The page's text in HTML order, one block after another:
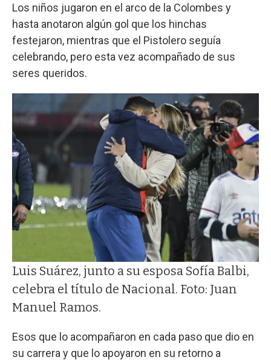
Los niños jugaron en el arco de la Colombes y
hasta anotaron algún gol que los hinchas
festejaron, mientras que el Pistolero seguía
celebrando, pero esta vez acompañado de sus
seres queridos.
Luis Suárez, junto a su esposa Sofía Balbi,
celebra el título de Nacional. Foto: Juan
Manuel Ramos.
Esos que lo acompañaron en cada paso que dio en
su carrera y que lo apoyaron en su retorno a